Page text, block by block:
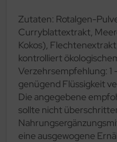
Zutaten: Rotalgen-
Curryblattextrakt,
Kokos),
kontrolliert
Verzehrsempfehlung: 1
genügend Flüssigkeit
Die angegebene
sollte nicht
eine ausgewogene